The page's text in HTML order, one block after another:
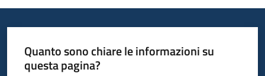
Quanto sono chiare le informazioni su
questa pagina?